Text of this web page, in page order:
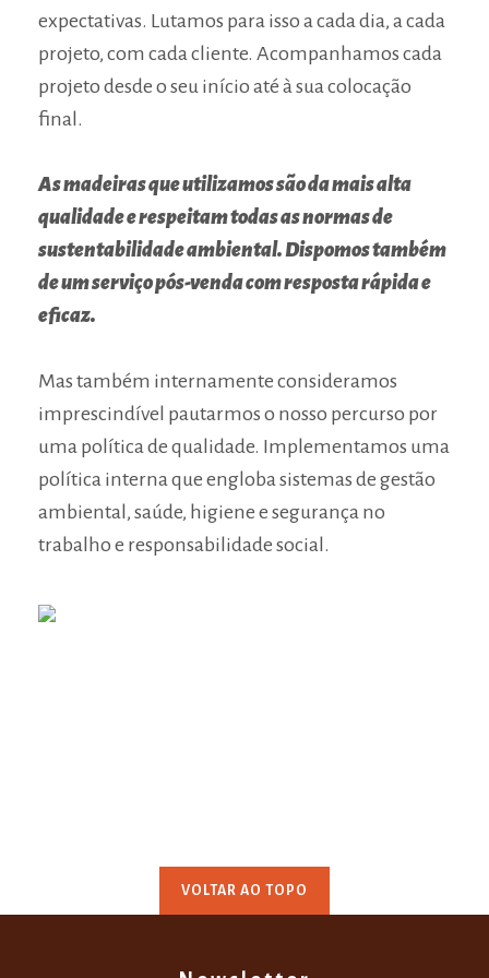
PEDIDO DE ORÇAMENTO
EMPREGO
SIGA-NOS
expectativas. Lutamos para isso a cada dia, a cada
projeto, com cada cliente. Acompanhamos cada
projeto desde o seu início até à sua colocação
final.
As madeiras que utilizamos são da mais alta
qualidade e respeitam todas as normas de
sustentabilidade ambiental. Dispomos também
de um serviço pós-venda com resposta rápida e
eficaz.
Mas também internamente consideramos
imprescindível pautarmos o nosso percurso por
uma política de qualidade. Implementamos uma
política interna que engloba sistemas de gestão
ambiental, saúde, higiene e segurança no
trabalho e responsabilidade social.
VOLTAR AO TOPO